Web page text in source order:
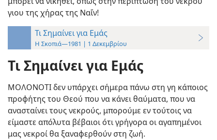
γιου της χήρας της Ναΐν!
Τι Σημαίνει για Εμάς
Η Σκοπιά—1981 | 1 Δεκεμβρίου
Τι Σημαίνει για Εμάς
ΜΟΛΟΝΟΤΙ δεν υπάρχει σήμερα πάνω στη γη κάποιος
προφήτης του Θεού που να κάνει θαύματα, που να
ανασταίνει τους νεκρούς, μπορούμε εν τούτοις να
είμαστε απόλυτα βέβαιοι ότι γρήγορα οι αγαπημένοι
μας νεκροί θα ξαναφερθούν στη ζωή.